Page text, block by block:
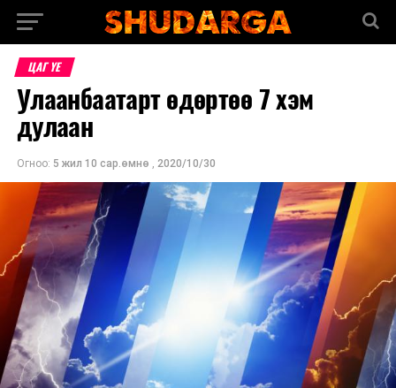
ЦАГ ҮЕ
Улаанбаатарт өдөртөө 7 хэм
дулаан
Огноо: 5 жил 10 сар.өмнө , 2020/10/30